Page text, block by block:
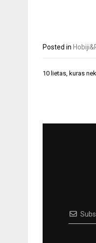
Posted in
Ziņu
10 lietas, kuras